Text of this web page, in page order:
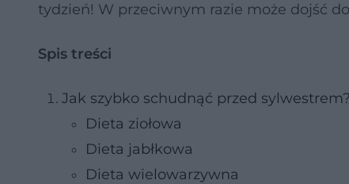
tydzień! W przeciwnym razie może dojść
Spis treści
Jak szybko schudnąć przed sylwestrem?
Dieta ziołowa
Dieta jabłkowa
Dieta wielowarzywna